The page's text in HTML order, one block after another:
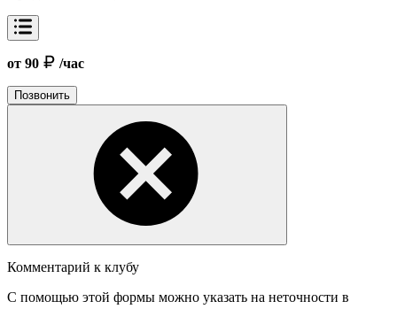
от 90 /час
Позвонить
Комментарий к клубу
С помощью этой формы можно указать на неточности в